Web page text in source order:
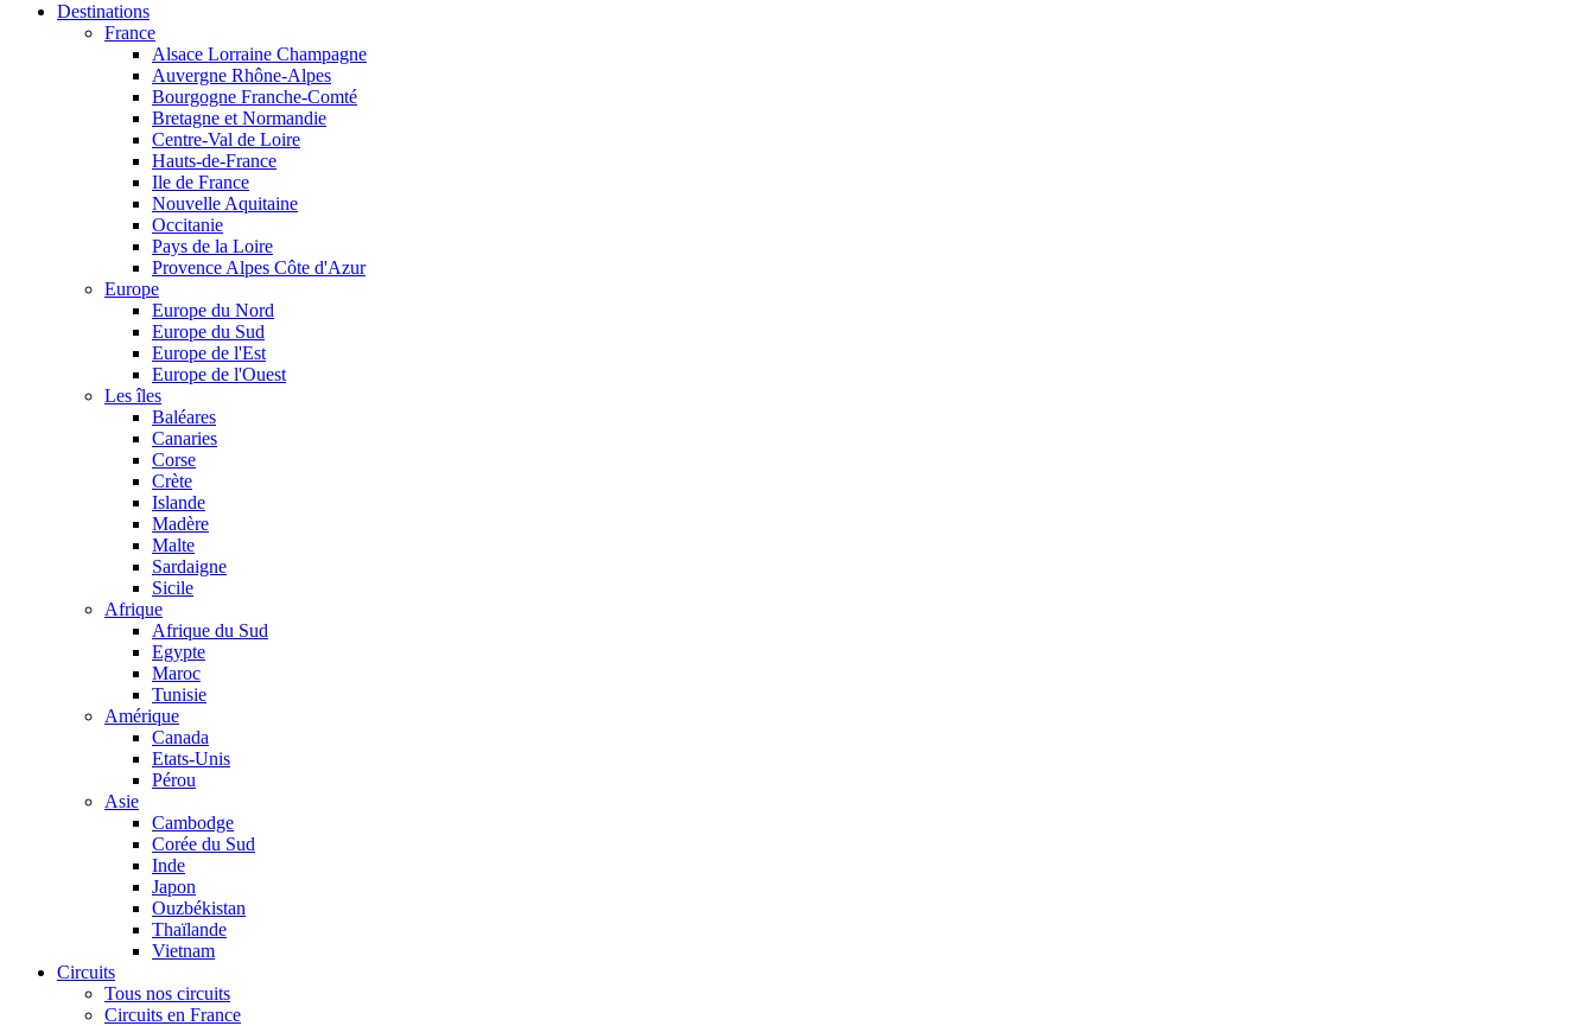
Destinations
France
Alsace Lorraine Champagne
Auvergne Rhône-Alpes
Bourgogne Franche-Comté
Bretagne et Normandie
Centre-Val de Loire
Hauts-de-France
Ile de France
Nouvelle Aquitaine
Occitanie
Pays de la Loire
Provence Alpes Côte d'Azur
Europe
Europe du Nord
Europe du Sud
Europe de l'Est
Europe de l'Ouest
Les îles
Baléares
Canaries
Corse
Crète
Islande
Madère
Malte
Sardaigne
Sicile
Afrique
Afrique du Sud
Egypte
Maroc
Tunisie
Amérique
Canada
Etats-Unis
Pérou
Asie
Cambodge
Corée du Sud
Inde
Japon
Ouzbékistan
Thaïlande
Vietnam
Circuits
Tous nos circuits
Circuits en France